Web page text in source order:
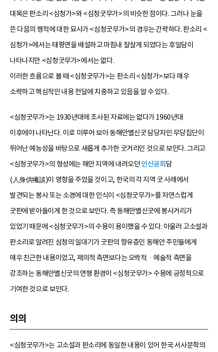
대목은 판소리 <심청가>와 <심청굿무가>의 비슷한 점이다. 그러나 눈을
뜬 다음의 행적에 대한 묘사가 <심청굿무가>의 경우는 간략하다. 판소리 <
심청가>에서는 태평연을 배설하고 마침내 잘살게 되었다는 후일담이
나타나지만 <심청굿무가>에서는 없다.
이러한 흐름으로 볼 때 <심청굿무가>는 판소리 <심청가>보다 매우
소략하고 핵심적인 내용 전달에 치중하고 있음을 알 수 있다.
<심청굿무가>는 1930년대에 조사된 자료에는 없다가 1960년대
이후에야 나타난다. 이로 미루어 보아 동해안별신굿 담당자인 무당집단이
뛰어난 예능성을 바탕으로 새롭게 추가한 굿거리인 것으로 보인다. 그리고
<심청굿무가>의 형성에는 해안 지역에 내려오던 인신공희 담
(人身供犧談)이 영향을 주었을 것이고, 한국의 각 지역 굿 사례에서
발견되는 봉사 또는 소경에 대한 인식이 <심청굿무가>를 자연스럽게
굿판에 받아들이게 한 것으로 보인다. 즉 동해안별신굿에 봉사거리가
있었기 때문에 <심청굿무가>의 수용이 용이했을 수 있다. 아울러 고소설과
판소리로 알려진 심청의 일대기가 굿판의 향유층인 동해안 주민들에게
매우 친근한 내용이었고, 제의적 측면보다는 오락적ㆍ예술적 측면을
강조하는 동해안별신굿의 연행 환경이 <심청굿무가> 수용에 긍정적으로
기여한 것으로 보인다.
의의
<심청굿무가>는 고소설과 판소리에 동일한 내용이 있어 한국 서사문학의